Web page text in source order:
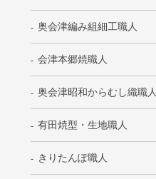
奥会津編み組細工職人
会津本郷焼職人
奥会津昭和からむし織職人
有田焼型・生地職人
きりたんぽ職人